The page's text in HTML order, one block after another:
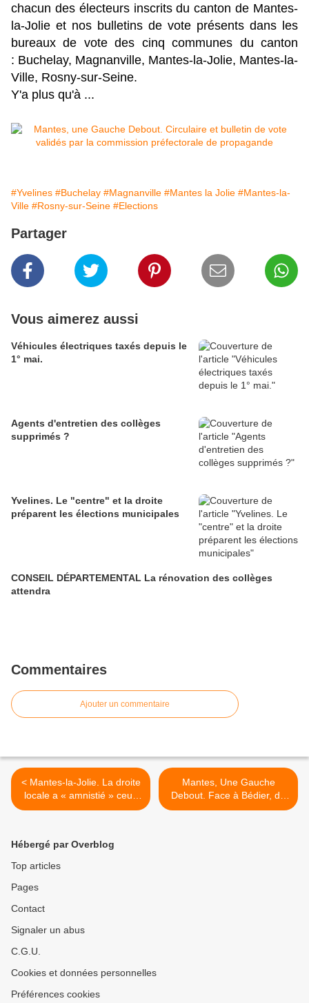
chacun des électeurs inscrits du canton de Mantes-
la-Jolie et nos bulletins de vote présents dans les
bureaux de vote des cinq communes du canton
: Buchelay, Magnanville, Mantes-la-Jolie, Mantes-la-
Ville, Rosny-sur-Seine.
Y'a plus qu'à ...
#Yvelines #Buchelay #Magnanville #Mantes la Jolie #Mantes-la-
Ville #Rosny-sur-Seine #Elections
Partager
Vous aimerez aussi
Véhicules électriques taxés depuis le
1° mai.
Agents d'entretien des collèges
supprimés ?
Yvelines. Le "centre" et la droite
préparent les élections municipales
CONSEIL DÉPARTEMENTAL La rénovation des collèges
attendra
Commentaires
Ajouter un commentaire
< Mantes-la-Jolie. La droite
locale a « amnistié » ceux
qui nous ont porté préjudice
Mantes, Une Gauche
Debout. Face à Bédier, du
sérieux ! POUR LE DROIT
Hébergé par Overblog
Top articles
Pages
Contact
Signaler un abus
C.G.U.
Cookies et données personnelles
Préférences cookies